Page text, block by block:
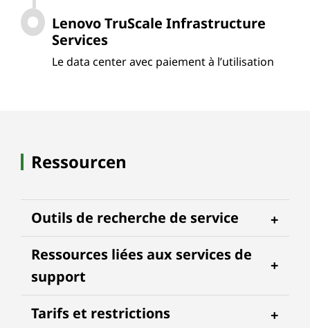
Lenovo TruScale Infrastructure
Services
Le data center avec paiement à l’utilisation
Ressourcen
Outils de recherche de service
Ressources liées aux services de
support
Tarifs et restrictions